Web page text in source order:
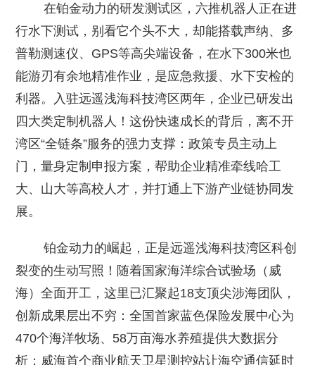
在铂金动力的研发测试区，六推机器人正在进
行水下测试，别看它个头不大，却能搭载声纳、多
普勒测速仪、GPS等高尖端设备，在水下300米也
能游刃有余地精准作业，是应急救援、水下安检的
利器。入驻远遥浅海科技湾区两年，企业已研发出
四大类定制机器人！这份快速成长的背后，离不开
湾区“全链条”服务的强力支撑：政策专员主动上
门，量身定制申报方案，帮助企业精准牵线哈工
大、山大等高校人才，并打通上下游产业链协同发
展。
铂金动力的崛起，正是远遥浅海科技湾区科创
裂变的生动写照！随着国家海洋综合试验场（威
海）全面开工，这里已汇聚起18支顶尖涉海团队，
创新成果层出不穷：全国首家蓝色保险发展中心为
470个海洋牧场、58万亩海水养殖提供大数据分
析；威海首个商业航天卫星测控站让海空通信延时